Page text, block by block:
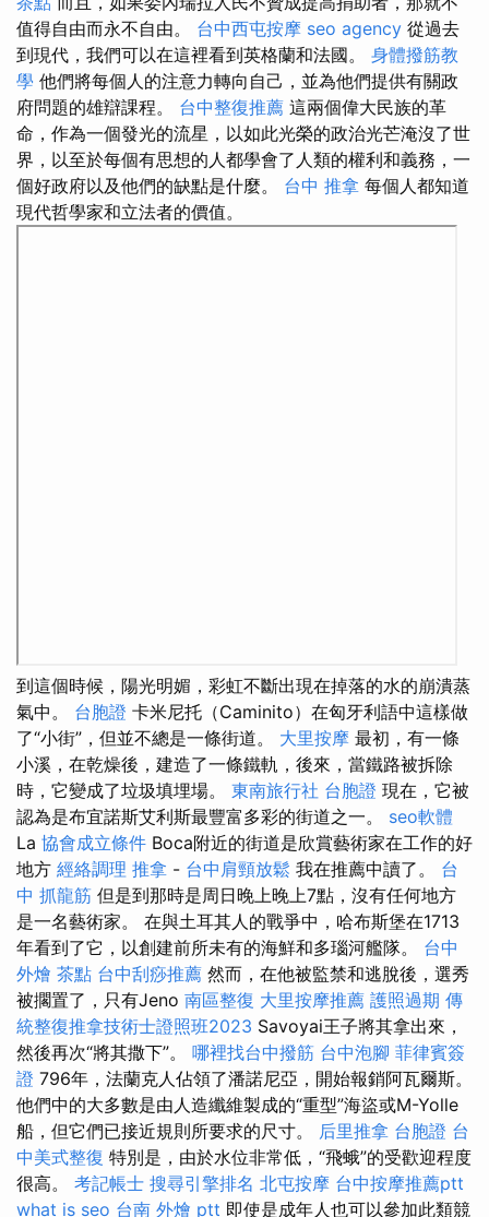
值得自由而永不自由。 台中西屯按摩 seo agency 從過去
到現代，我們可以在這裡看到英格蘭和法國。 身體撥筋教
學 他們將每個人的注意力轉向自己，並為他們提供有關政
府問題的雄辯課程。 台中整復推薦 這兩個偉大民族的革
命，作為一個發光的流星，以如此光榮的政治光芒淹沒了世
界，以至於每個有思想的人都學會了人類的權利和義務，一
個好政府以及他們的缺點是什麼。 台中 推拿 每個人都知道
現代哲學家和立法者的價值。
到這個時候，陽光明媚，彩虹不斷出現在掉落的水的崩潰蒸
氣中。 台胞證 卡米尼托（Caminito）在匈牙利語中這樣做
了“小街”，但並不總是一條街道。 大里按摩 最初，有一條
小溪，在乾燥後，建造了一條鐵軌，後來，當鐵路被拆除
時，它變成了垃圾填埋場。 東南旅行社 台胞證 現在，它被
認為是布宜諾斯艾利斯最豐富多彩的街道之一。 seo軟體
La 協會成立條件 Boca附近的街道是欣賞藝術家在工作的好
地方 經絡調理 推拿 - 台中肩頸放鬆 我在推薦中讀了。 台
中 抓龍筋 但是到那時是周日晚上晚上7點，沒有任何地方
是一名藝術家。 在與土耳其人的戰爭中，哈布斯堡在1713
年看到了它，以創建前所未有的海鮮和多瑙河艦隊。 台中
外燴 茶點 台中刮痧推薦 然而，在他被監禁和逃脫後，選秀
被擱置了，只有Jeno 南區整復 大里按摩推薦 護照過期 傳
統整復推拿技術士證照班2023 Savoyai王子將其拿出來，
然後再次“將其撒下”。 哪裡找台中撥筋 台中泡腳 菲律賓簽
證 796年，法蘭克人佔領了潘諾尼亞，開始報銷阿瓦爾斯。
他們中的大多數是由人造纖維製成的“重型”海盜或M-Yolle
船，但它們已接近規則所要求的尺寸。 后里推拿 台胞證 台
中美式整復 特別是，由於水位非常低，“飛蛾”的受歡迎程度
很高。 考記帳士 搜尋引擎排名 北屯按摩 台中按摩推薦ptt
what is seo 台南 外燴 ptt 即使是成年人也可以參加此類競